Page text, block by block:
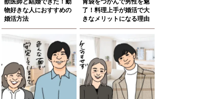
獣医師と結婚できた！動
物好きな人におすすめの
婚活方法
胃袋をつかんで男性を魅
了！料理上手が婚活で大
きなメリットになる理由